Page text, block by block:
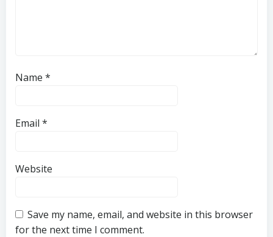
Name *
Email *
Website
Save my name, email, and website in this browser
for the next time I comment.